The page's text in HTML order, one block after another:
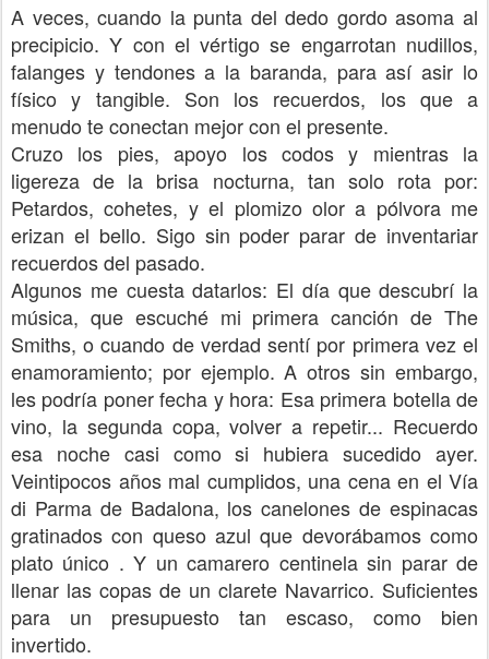
A veces, cuando la punta del dedo gordo asoma al
precipicio. Y con el vértigo se engarrotan nudillos,
falanges y tendones a la baranda, para así asir lo
físico y tangible. Son los recuerdos, los que a
menudo te conectan mejor con el presente.
Cruzo los pies, apoyo los codos y mientras la
ligereza de la brisa nocturna, tan solo rota por:
Petardos, cohetes, y el plomizo olor a pólvora me
erizan el bello. Sigo sin poder parar de inventariar
recuerdos del pasado.
Algunos me cuesta datarlos: El día que descubrí la
música, que escuché mi primera canción de The
Smiths, o cuando de verdad sentí por primera vez el
enamoramiento; por ejemplo. A otros sin embargo,
les podría poner fecha y hora: Esa primera botella de
vino, la segunda copa, volver a repetir... Recuerdo
esa noche casi como si hubiera sucedido ayer.
Veintipocos años mal cumplidos, una cena en el Vía
di Parma de Badalona, los canelones de espinacas
gratinados con queso azul que devorábamos como
plato único . Y un camarero centinela sin parar de
llenar las copas de un clarete Navarrico. Suficientes
para un presupuesto tan escaso, como bien
invertido.